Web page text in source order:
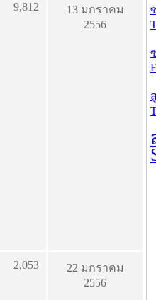
9,812
13 มกราคม
2556
2,053
22 มกราคม
2556